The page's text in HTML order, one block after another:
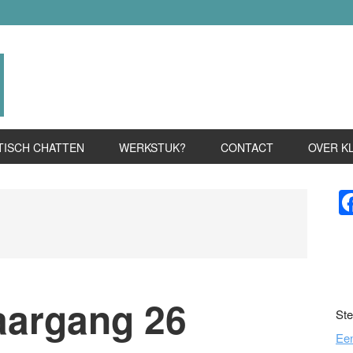
CHATTEN WERKSTUK? CONTACT OVER
26